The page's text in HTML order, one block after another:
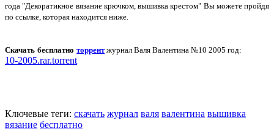
года "Декоратикное вязание крючком, вышивка крестом" Вы можете пройдя
по ссылке, которая находится ниже.
Скачать бесплатноторрентжурнал Валя Валентина №10 2005 год:
10-2005.rar.torrent
Ключевые теги: скачать журнал валя валентина вышивка
вязание бесплатно